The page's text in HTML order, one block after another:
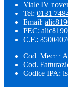
Viale IV
Tel: 0131
Email:
PEC:
C.F.:
Cod. Mecc.:
Cod.
Codice IPA: